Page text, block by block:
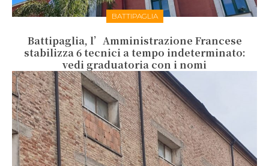
BATTIPAGLIA
Battipaglia, l’Amministrazione Francese
stabilizza 6 tecnici a tempo indeterminato:
vedi graduatoria con i nomi